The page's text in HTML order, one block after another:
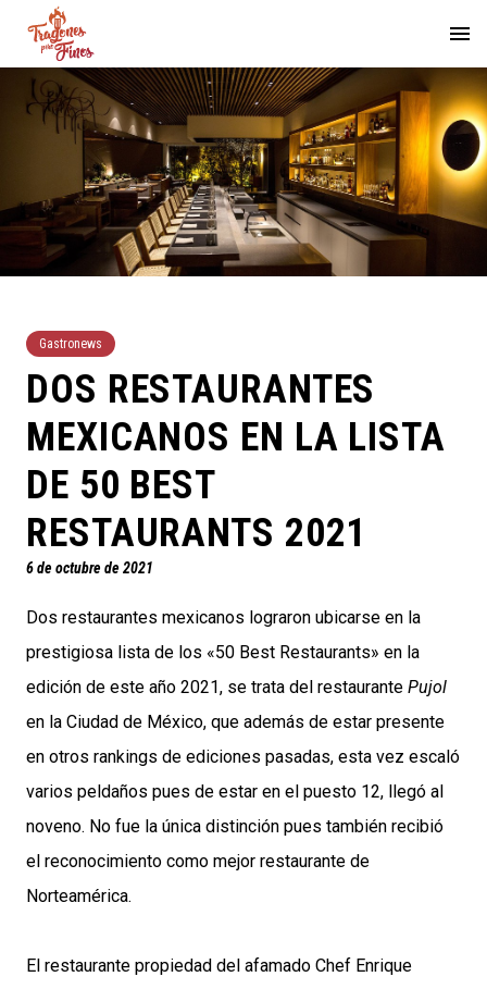
Gastronews
DOS RESTAURANTES
MEXICANOS EN LA LISTA
DE 50 BEST
RESTAURANTS 2021
6 de octubre de 2021
Dos restaurantes mexicanos lograron ubicarse en la
prestigiosa lista de los «50 Best Restaurants» en la
edición de este año 2021, se trata del restaurante Pujol
en la Ciudad de México, que además de estar presente
en otros rankings de ediciones pasadas, esta vez escaló
varios peldaños pues de estar en el puesto 12, llegó al
noveno. No fue la única distinción pues también recibió
el reconocimiento como mejor restaurante de
Norteamérica.
El restaurante propiedad del afamado Chef Enrique